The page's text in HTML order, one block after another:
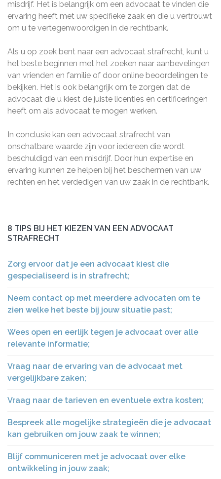
misdrijf. Het is belangrijk om een advocaat te vinden die
ervaring heeft met uw specifieke zaak en die u vertrouwt
om u te vertegenwoordigen in de rechtbank.
Als u op zoek bent naar een advocaat strafrecht, kunt u
het beste beginnen met het zoeken naar aanbevelingen
van vrienden en familie of door online beoordelingen te
bekijken. Het is ook belangrijk om te zorgen dat de
advocaat die u kiest de juiste licenties en certificeringen
heeft om als advocaat te mogen werken.
In conclusie kan een advocaat strafrecht van
onschatbare waarde zijn voor iedereen die wordt
beschuldigd van een misdrijf. Door hun expertise en
ervaring kunnen ze helpen bij het beschermen van uw
rechten en het verdedigen van uw zaak in de rechtbank.
8 TIPS BIJ HET KIEZEN VAN EEN ADVOCAAT
STRAFRECHT
Zorg ervoor dat je een advocaat kiest die
gespecialiseerd is in strafrecht;
Neem contact op met meerdere advocaten om te
zien welke het beste bij jouw situatie past;
Wees open en eerlijk tegen je advocaat over alle
relevante informatie;
Vraag naar de ervaring van de advocaat met
vergelijkbare zaken;
Vraag naar de tarieven en eventuele extra kosten;
Bespreek alle mogelijke strategieën die je advocaat
kan gebruiken om jouw zaak te winnen;
Blijf communiceren met je advocaat over elke
ontwikkeling in jouw zaak;